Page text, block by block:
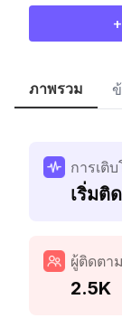
ภาพรวม
การเติ
เริ่มติ
ผู้ติดตาม
2.5K